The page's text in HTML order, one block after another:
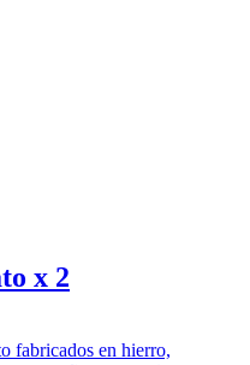
x 2
fabricados en hierro,